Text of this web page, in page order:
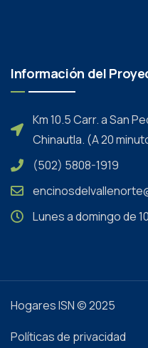
Información del
Km 10.5 Carr. a San
Chinautla. (A 20
(502) 5808-1919
Lunes a domingo de
Hogares ISN © 2025
Políticas de privacidad